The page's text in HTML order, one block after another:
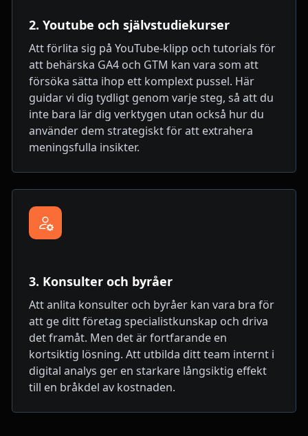
2. Youtube och självstudiekurser
Att förlita sig på YouTube-klipp och tutorials för
att behärska GA4 och GTM kan vara som att
försöka sätta ihop ett komplext pussel. Här
guidar vi dig tydligt genom varje steg, så att du
inte bara lär dig verktygen utan också hur du
använder dem strategiskt för att extrahera
meningsfulla insikter.
3. Konsulter och byråer
Att anlita konsulter och byråer kan vara bra för
att ge ditt företag specialistkunskap och driva
det framåt. Men det är fortfarande en
kortsiktig lösning. Att utbilda ditt team internt i
digital analys ger en starkare långsiktig effekt
till en bråkdel av kostnaden.